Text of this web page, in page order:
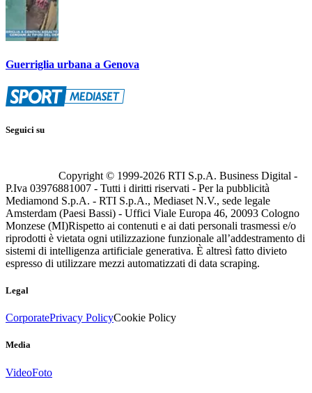
Guerriglia urbana a Genova
Seguici su
Copyright © 1999-2026 RTI S.p.A. Business Digital -
P.Iva 03976881007 - Tutti i diritti riservati - Per la pubblicità
Mediamond S.p.A. - RTI S.p.A., Mediaset N.V., sede legale
Amsterdam (Paesi Bassi) - Uffici Viale Europa 46, 20093 Cologno
Monzese (MI)Rispetto ai contenuti e ai dati personali trasmessi e/o
riprodotti è vietata ogni utilizzazione funzionale all’addestramento di
sistemi di intelligenza artificiale generativa. È altresì fatto divieto
espresso di utilizzare mezzi automatizzati di data scraping.
Legal
CorporatePrivacy PolicyCookie Policy
Media
VideoFoto